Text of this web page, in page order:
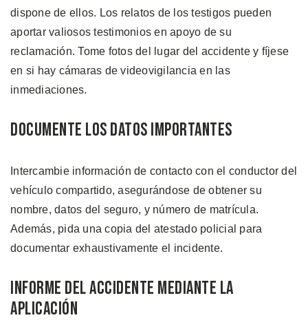
dispone de ellos. Los relatos de los testigos pueden
aportar valiosos testimonios en apoyo de su
reclamación. Tome fotos del lugar del accidente y fíjese
en si hay cámaras de videovigilancia en las
inmediaciones.
Documente los Datos Importantes
Intercambie información de contacto con el conductor del
vehículo compartido, asegurándose de obtener su
nombre, datos del seguro, y número de matrícula.
Además, pida una copia del atestado policial para
documentar exhaustivamente el incidente.
Informe del Accidente Mediante la
Aplicación